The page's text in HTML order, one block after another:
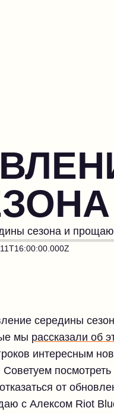
сезона и
середины
мы рассказали об
интересным
от
с Алексом Riot